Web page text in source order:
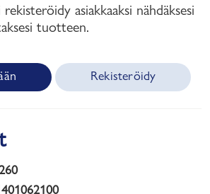
asiakkaaksi nähdäksesi
tuotteen.
Rekisteröidy